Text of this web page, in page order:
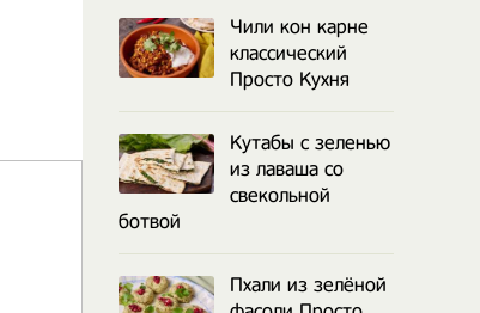
Чили кон карне
классический
Просто Кухня
Кутабы с зеленью
из лаваша со
свекольной
ботвой
Пхали из зелёной